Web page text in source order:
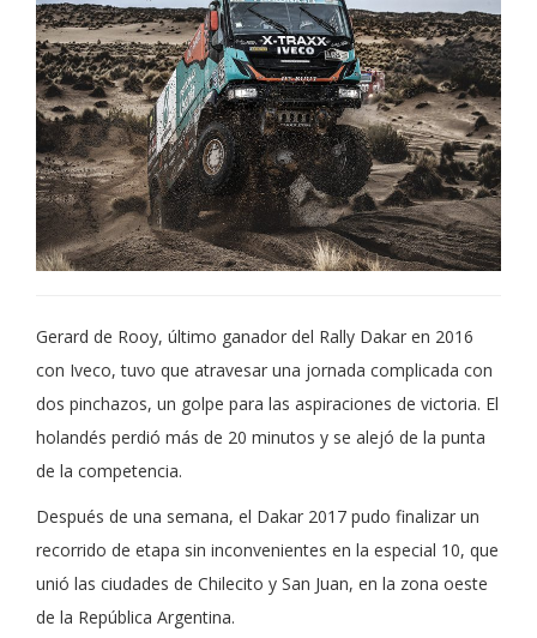
Gerard de Rooy, último ganador del Rally Dakar en 2016
con Iveco, tuvo que atravesar una jornada complicada con
dos pinchazos, un golpe para las aspiraciones de victoria. El
holandés perdió más de 20 minutos y se alejó de la punta
de la competencia.
Después de una semana, el Dakar 2017 pudo finalizar un
recorrido de etapa sin inconvenientes en la especial 10, que
unió las ciudades de Chilecito y San Juan, en la zona oeste
de la República Argentina.